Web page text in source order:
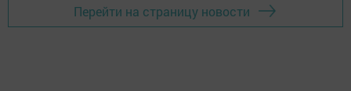
Перейти на страницу новости